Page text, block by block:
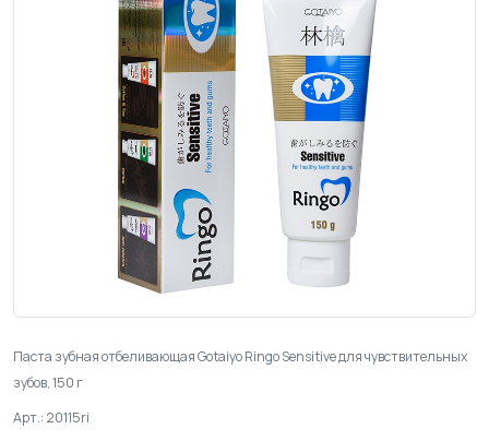
Паста зубная отбеливающая Gotaiyo Ringo Sensitive для чувствительных
зубов, 150 г
Арт.: 20115ri